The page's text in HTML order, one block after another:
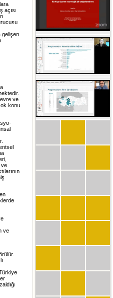
açısı
gelişen
ve
konu
ve
ve